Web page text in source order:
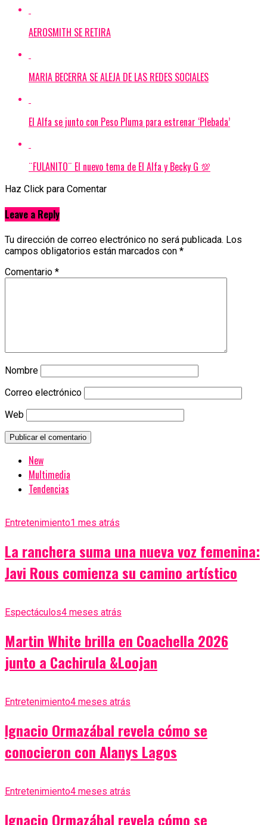
AEROSMITH SE RETIRA
MARIA BECERRA SE ALEJA DE LAS REDES SOCIALES
El Alfa se junto con Peso Pluma para estrenar ‘Plebada’
¨FULANITO¨ El nuevo tema de El Alfa y Becky G 💯
Haz Click para Comentar
Leave a Reply
Tu dirección de correo electrónico no será publicada. Los
campos obligatorios están marcados con *
Comentario *
Nombre
Correo electrónico
Web
New
Multimedia
Tendencias
Entretenimiento1 mes atrás
La ranchera suma una nueva voz femenina:
Javi Rous comienza su camino artístico
Espectáculos4 meses atrás
Martin White brilla en Coachella 2026
junto a Cachirula &Loojan
Entretenimiento4 meses atrás
Ignacio Ormazábal revela cómo se
conocieron con Alanys Lagos
Entretenimiento4 meses atrás
Ignacio Ormazábal revela cómo se